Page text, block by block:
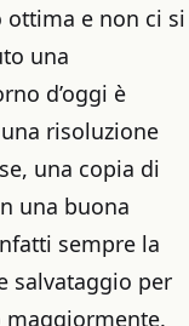
ottima e non ci si
una
d’oggi è
risoluzione
una copia di
una buona
sempre la
salvataggio per